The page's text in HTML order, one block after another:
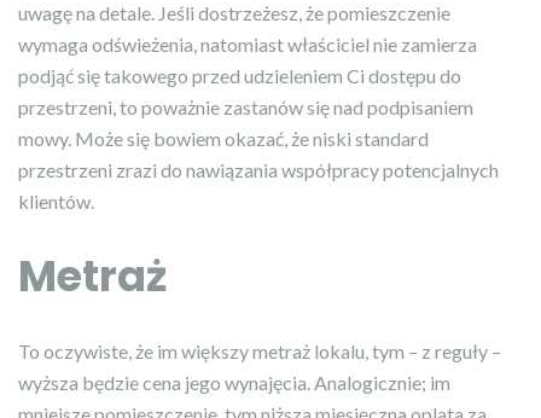
uwagę na detale. Jeśli dostrzeżesz, że pomieszczenie
wymaga odświeżenia, natomiast właściciel nie zamierza
podjąć się takowego przed udzieleniem Ci dostępu do
przestrzeni, to poważnie zastanów się nad podpisaniem
mowy. Może się bowiem okazać, że niski standard
przestrzeni zrazi do nawiązania współpracy potencjalnych
klientów.
Metraż
To oczywiste, że im większy metraż lokalu, tym – z reguły –
wyższa będzie cena jego wynajęcia. Analogicznie; im